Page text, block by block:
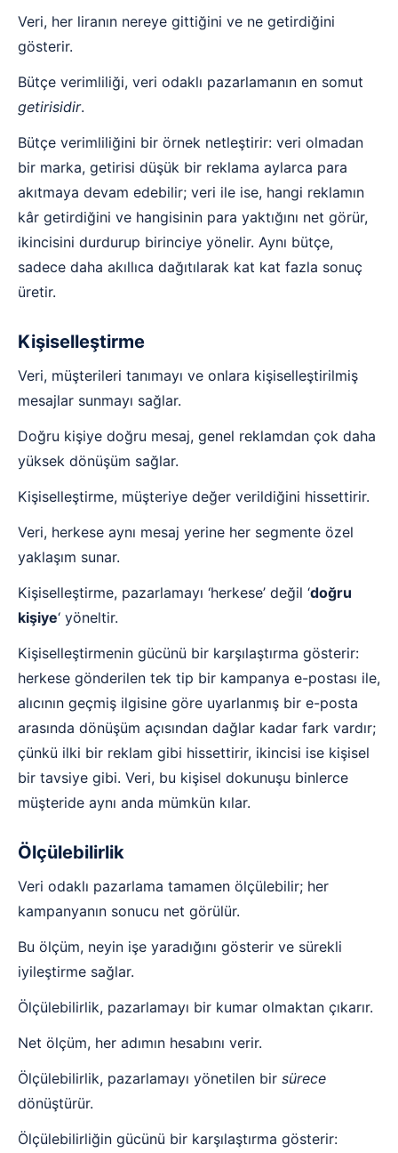
Veri, her liranın nereye gittiğini ve ne getirdiğini
gösterir.
Bütçe verimliliği, veri odaklı pazarlamanın en somut
getirisidir.
Bütçe verimliliğini bir örnek netleştirir: veri olmadan
bir marka, getirisi düşük bir reklama aylarca para
akıtmaya devam edebilir; veri ile ise, hangi reklamın
kâr getirdiğini ve hangisinin para yaktığını net görür,
ikincisini durdurup birinciye yönelir. Aynı bütçe,
sadece daha akıllıca dağıtılarak kat kat fazla sonuç
üretir.
Kişiselleştirme
Veri, müşterileri tanımayı ve onlara kişiselleştirilmiş
mesajlar sunmayı sağlar.
Doğru kişiye doğru mesaj, genel reklamdan çok daha
yüksek dönüşüm sağlar.
Kişiselleştirme, müşteriye değer verildiğini hissettirir.
Veri, herkese aynı mesaj yerine her segmente özel
yaklaşım sunar.
Kişiselleştirme, pazarlamayı ‘herkese’ değil ‘doğru
kişiye‘ yöneltir.
Kişiselleştirmenin gücünü bir karşılaştırma gösterir:
herkese gönderilen tek tip bir kampanya e-postası ile,
alıcının geçmiş ilgisine göre uyarlanmış bir e-posta
arasında dönüşüm açısından dağlar kadar fark vardır;
çünkü ilki bir reklam gibi hissettirir, ikincisi ise kişisel
bir tavsiye gibi. Veri, bu kişisel dokunuşu binlerce
müşteride aynı anda mümkün kılar.
Ölçülebilirlik
Veri odaklı pazarlama tamamen ölçülebilir; her
kampanyanın sonucu net görülür.
Bu ölçüm, neyin işe yaradığını gösterir ve sürekli
iyileştirme sağlar.
Ölçülebilirlik, pazarlamayı bir kumar olmaktan çıkarır.
Net ölçüm, her adımın hesabını verir.
Ölçülebilirlik, pazarlamayı yönetilen bir sürece
dönüştürür.
Ölçülebilirliğin gücünü bir karşılaştırma gösterir: